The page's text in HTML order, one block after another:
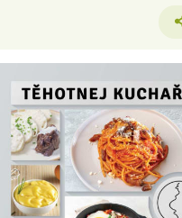
Recepty
Články
TV Program